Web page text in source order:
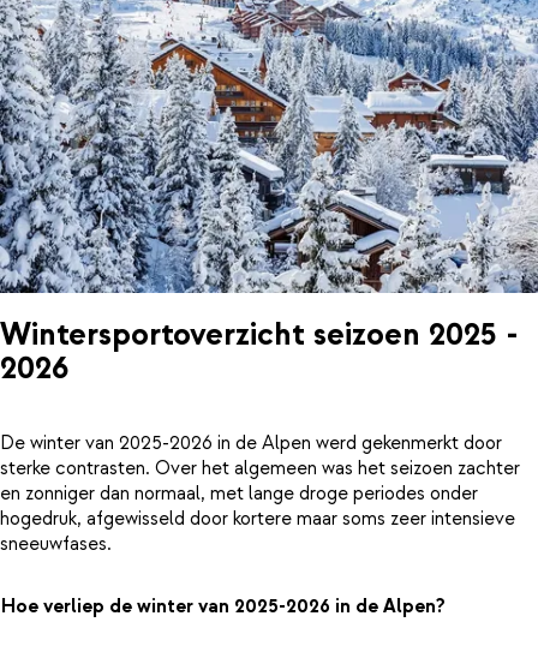
Wintersportoverzicht seizoen 2025 -
2026
De winter van 2025-2026 in de Alpen werd gekenmerkt door
sterke contrasten. Over het algemeen was het seizoen zachter
en zonniger dan normaal, met lange droge periodes onder
hogedruk, afgewisseld door kortere maar soms zeer intensieve
sneeuwfases.
Hoe verliep de winter van 2025-2026 in de Alpen?